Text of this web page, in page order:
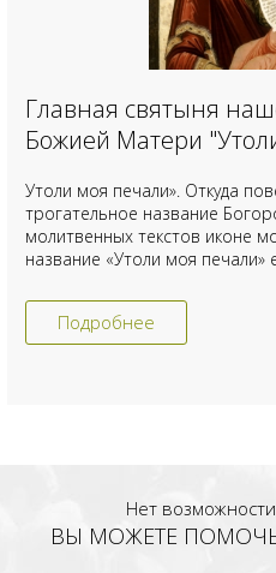
Главная святыня
Божией Матери
Утоли моя печали». Откуда
трогательное название
молитвенных текстов иконе
название «Утоли моя печали»
Подробнее
Нет
ВЫ МОЖЕТЕ